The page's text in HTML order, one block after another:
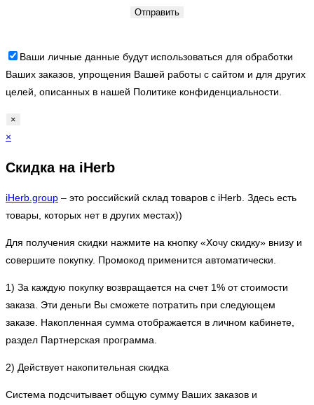
Ваши личные данные будут использоваться для обработки
Ваших заказов, упрощения Вашей работы с сайтом и для других
целей, описанных в нашей Политике конфиденциальности.
×
×
Скидка на iHerb
iHerb.group – это рoccийский склад товаров с iHerb. Здесь есть
товары, которых нет в других местах))
Для получения скидки нажмите на кнопку «Хочу скидку» внизу и
совершите покупку. Промокод применится автоматически.
1) За каждую покупку возвращается на счет 1% от стоимости
заказа. Эти деньги Вы сможете потратить при следующем
заказе. Накопленная сумма отображается в личном кабинете,
раздел Партнерская программа.
2) Действует накопительная скидка
Система подсчитывает общую сумму Ваших заказов и